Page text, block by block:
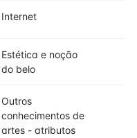
Internet
Estética e noção
do belo
Outros
conhecimentos de
artes - atributos